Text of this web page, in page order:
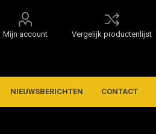
Mijn account Vergelijk productenlijst
NIEUWSBERICHTEN CONTACT